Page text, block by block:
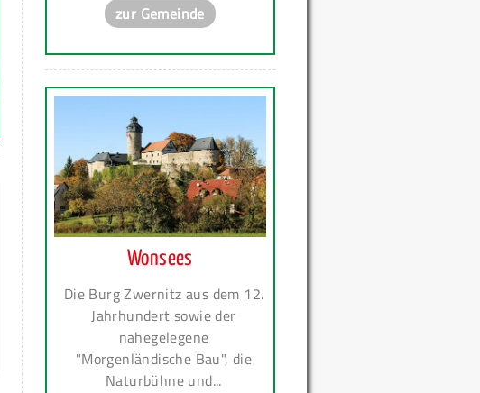
zur Gemeinde
Wonsees
Die Burg Zwernitz aus dem 12.
Jahrhundert sowie der
nahegelegene
"Morgenländische Bau", die
Naturbühne und...